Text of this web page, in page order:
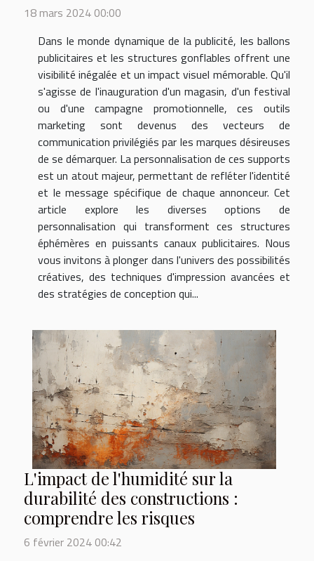
18 mars 2024 00:00
Dans le monde dynamique de la publicité, les ballons
publicitaires et les structures gonflables offrent une
visibilité inégalée et un impact visuel mémorable. Qu'il
s'agisse de l'inauguration d'un magasin, d'un festival
ou d'une campagne promotionnelle, ces outils
marketing sont devenus des vecteurs de
communication privilégiés par les marques désireuses
de se démarquer. La personnalisation de ces supports
est un atout majeur, permettant de refléter l'identité
et le message spécifique de chaque annonceur. Cet
article explore les diverses options de
personnalisation qui transforment ces structures
éphémères en puissants canaux publicitaires. Nous
vous invitons à plonger dans l'univers des possibilités
créatives, des techniques d'impression avancées et
des stratégies de conception qui...
L'impact de l'humidité sur la
durabilité des constructions :
comprendre les risques
6 février 2024 00:42